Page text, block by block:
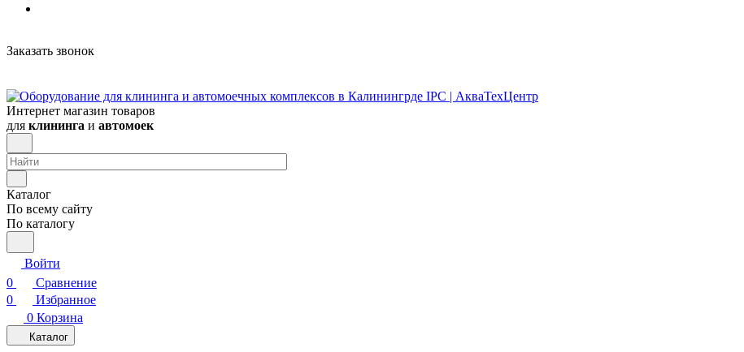
Заказать звонок
Интернет магазин товаров
для клининга и автомоек
Каталог
По всему сайту
По каталогу
Войти
0
Сравнение
0
Избранное
0 Корзина
Каталог